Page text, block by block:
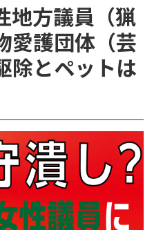
地方議員（猟
愛護団体（芸
除とペットは